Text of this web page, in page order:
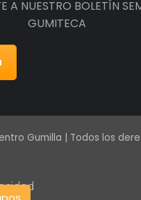
A NUESTRO BOLETÍN
GUMITECA
Gumilla | Todos los